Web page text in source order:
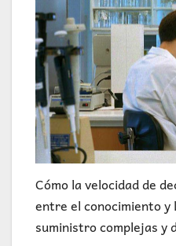
Cómo la velocidad de
entre el conocimiento y
suministro complejas y